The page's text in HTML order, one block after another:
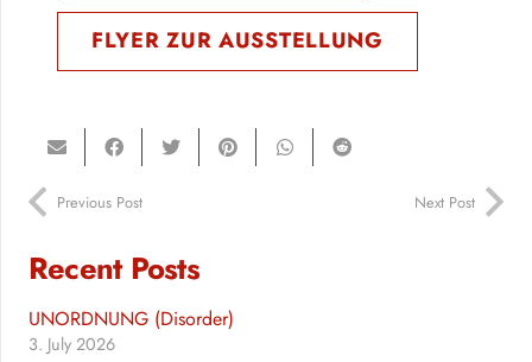
FLYER ZUR AUSSTELLUNG
Previous Post Next Post
Recent Posts
UNORDNUNG (Disorder)
3. July 2026